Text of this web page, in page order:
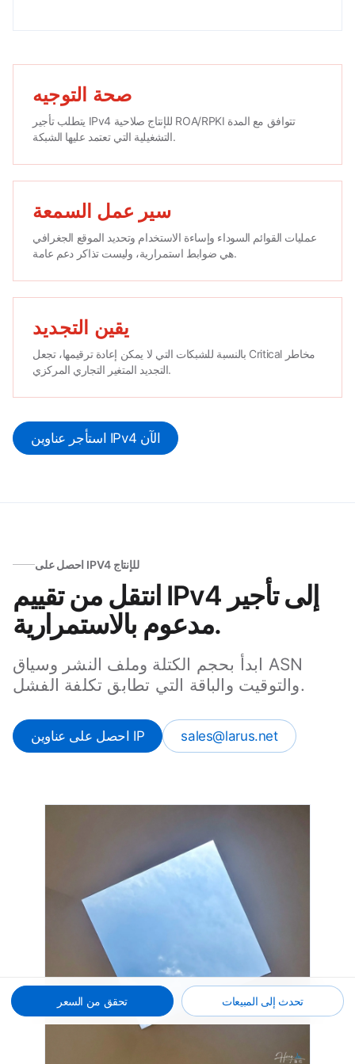
صحة التوجيه
يتطلب تأجير IPv4 للإنتاج صلاحية ROA/RPKI تتوافق مع المدة
التشغيلية التي تعتمد عليها الشبكة.
سير عمل السمعة
عمليات القوائم السوداء وإساءة الاستخدام وتحديد الموقع الجغرافي
هي ضوابط استمرارية، وليست تذاكر دعم عامة.
يقين التجديد
بالنسبة للشبكات التي لا يمكن إعادة ترقيمها، تجعل Critical مخاطر
التجديد المتغير التجاري المركزي.
استأجر عناوين IPv4 الآن
احصل على IPV4 للإنتاج
انتقل من تقييم IPv4 إلى تأجير
مدعوم بالاستمرارية.
ابدأ بحجم الكتلة وملف النشر وسياق ASN
والتوقيت والباقة التي تطابق تكلفة الفشل.
احصل على عناوين IP sales@larus.net
تحقق من السعر تحدث إلى المبيعات